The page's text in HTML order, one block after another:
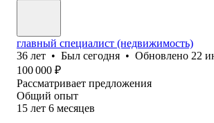
главный специалист (недвижимость)
36 лет • Был сегодня • Обновлено 22
100 000 ₽
Рассматривает предложения
Общий опыт
15 лет 6 месяцев